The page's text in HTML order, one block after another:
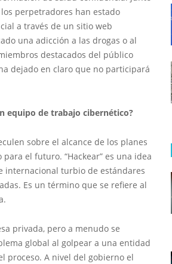
perpetradores han estado
a través de un sitio web
una adicción a las drogas o al
destacados del público
dejado en claro que no participará
equipo de trabajo cibernético?
sobre el alcance de los planes
el futuro. “Hackear” es una idea
internacional turbio de estándares
Es un término que se refiere al
privada, pero a menudo se
global al golpear a una entidad
proceso. A nivel del gobierno el